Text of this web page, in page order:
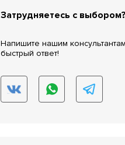
Затрудняетесь с выбором?
Напишите нашим
быстрый ответ!